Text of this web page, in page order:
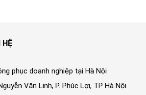
HỆ
phục doanh nghiệp tại Hà Nội
Văn Linh, P. Phúc Lợi, TP Hà Nội